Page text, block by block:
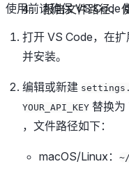
4. 报告文件路径、
使用前请确保 VS Code
打开 VS Code，在
并安装。
编辑或新建
YOUR_API_KEY 替换为
，文件路径如下：
macOS/Linux：